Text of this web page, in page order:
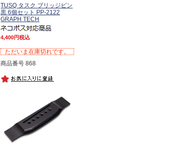
TUSQ タスク ブリッジピン
黒 6個セット PP-2122
GRAPH TECH
4,400 税込
ただいま在庫切れです。
商品番号 868